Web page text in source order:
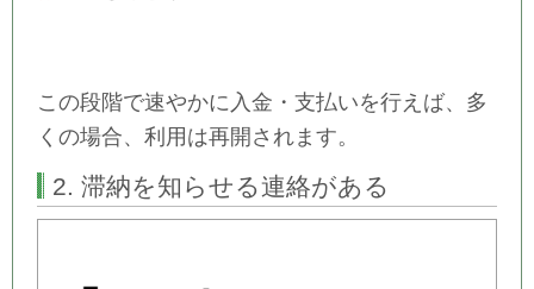
この段階で速やかに入金・支払いを行えば、多
くの場合、利用は再開されます。
2. 滞納を知らせる連絡がある